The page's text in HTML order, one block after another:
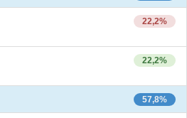
22,2%
22,2%
57,8%